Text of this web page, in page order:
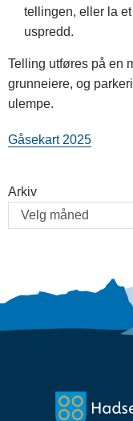
tellingen, eller la
uspredd.
Telling utføres på en
grunneiere, og
ulempe.
Gåsekart 2025
Arkiv
Velg måned